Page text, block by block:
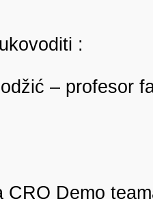
:
– profesor
CRO Demo